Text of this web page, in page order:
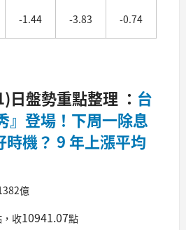
-1.44 -3.83 -0.74
盤勢重點整理 ： 台
』登場！下周一除息
時機？ 9 年上漲平均
億
收10941.07點